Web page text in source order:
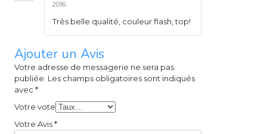
2016:
Très belle qualité, couleur flash, top!
Ajouter un Avis
Votre adresse de messagerie ne sera pas
publiée. Les champs obligatoires sont indiqués
avec*
Votre vote
Votre Avis*